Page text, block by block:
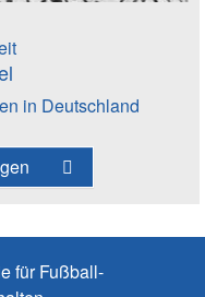
in Deutschland
für Fußball-